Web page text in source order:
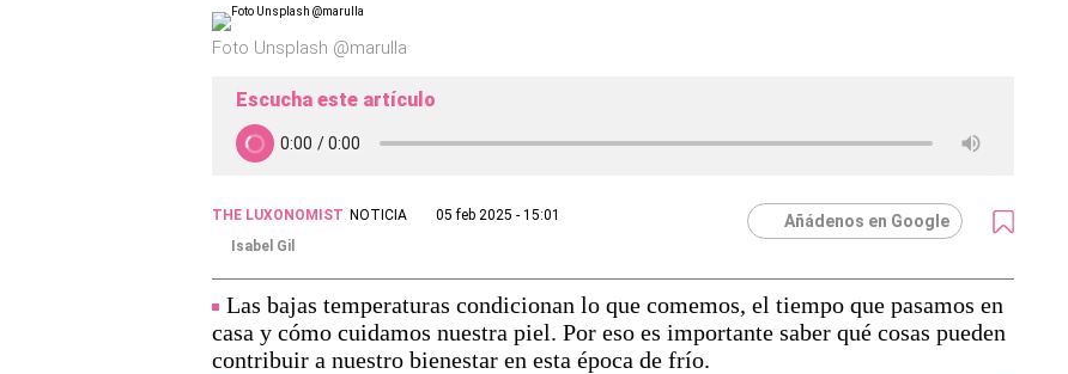
Foto Unsplash @marulla
Escucha este artículo
THE LUXONOMIST NOTICIA
05 feb 2025 - 15:01
Isabel Gil
Añádenos en Google
Las bajas temperaturas condicionan lo que comemos, el tiempo que pasamos en
casa y cómo cuidamos nuestra piel. Por eso es importante saber qué cosas pueden
contribuir a nuestro bienestar en esta época de frío.